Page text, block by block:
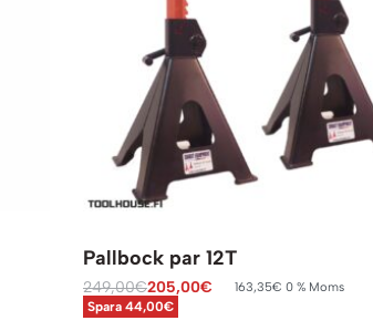
Pallbock par 12T
249,00€205,00€ 163,35€ 0 % Moms
Spara 44,00€
Lägg till i varukorg